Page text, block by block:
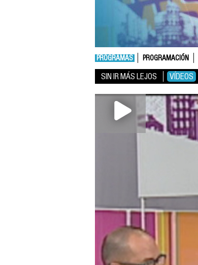
PROGRAMAS PROGRAMACIÓN
SIN IR MÁS LEJOS VÍDEOS